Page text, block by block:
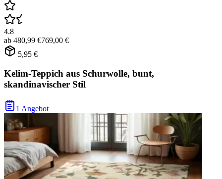
4.8
ab 480,99 €769,00 €
5,95 €
Kelim-Teppich aus Schurwolle, bunt,
skandinavischer Stil
1 Angebot